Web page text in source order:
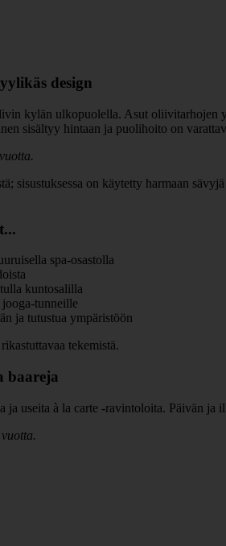
design
kylän ulkopuolella. Asut oliivitarhojen
sisältyy hintaan ja puolihoito on
sisustuksessa on käytetty harmaan
spa-osastolla
kuntosalilla
jooga-tunneille
ja tutustua ympäristöön
tekemistä.
baareja
useita à la carte -ravintoloita. Päivän ja